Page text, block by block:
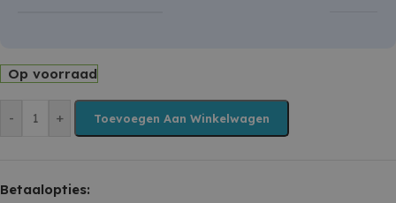
Op voorraad
- + Toevoegen Aan Winkelwagen
Betaalopties: